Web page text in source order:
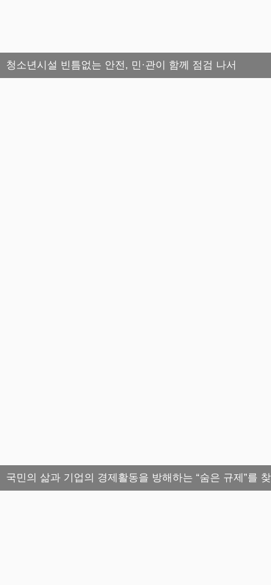
청소년시설 빈틈없는 안전, 민·관이 함께 점검 나서
국민의 삶과 기업의 경제활동을 방해하는 “숨은 규제”를